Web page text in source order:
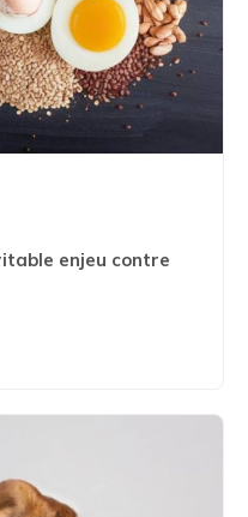
enjeu contre